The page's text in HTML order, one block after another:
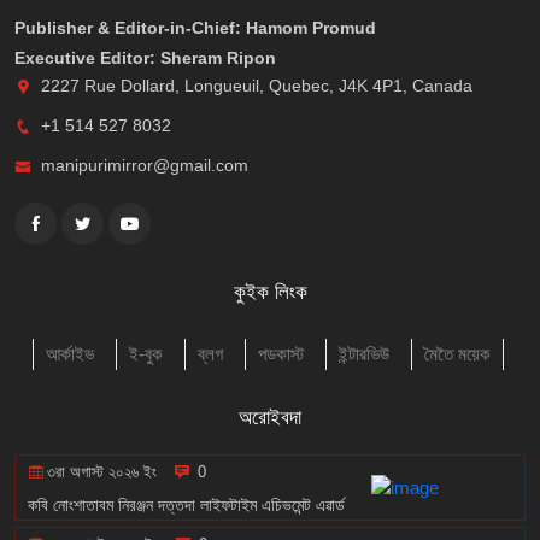
Publisher & Editor-in-Chief: Hamom Promud
Executive Editor: Sheram Ripon
2227 Rue Dollard, Longueuil, Quebec, J4K 4P1, Canada
+1 514 527 8032
manipurimirror@gmail.com
কুইক লিংক
আর্কাইভ ই-বুক ব্লগ পডকাস্ট ইন্টারভিউ মৈতৈ ময়েক
অরোইবদা
৩রা অগাস্ট ২০২৬ ইং 0
কবি নোংশাতাবম নিরঞ্জন দত্তদা লাইফটাইম এচিভমেন্ট এৱার্ড